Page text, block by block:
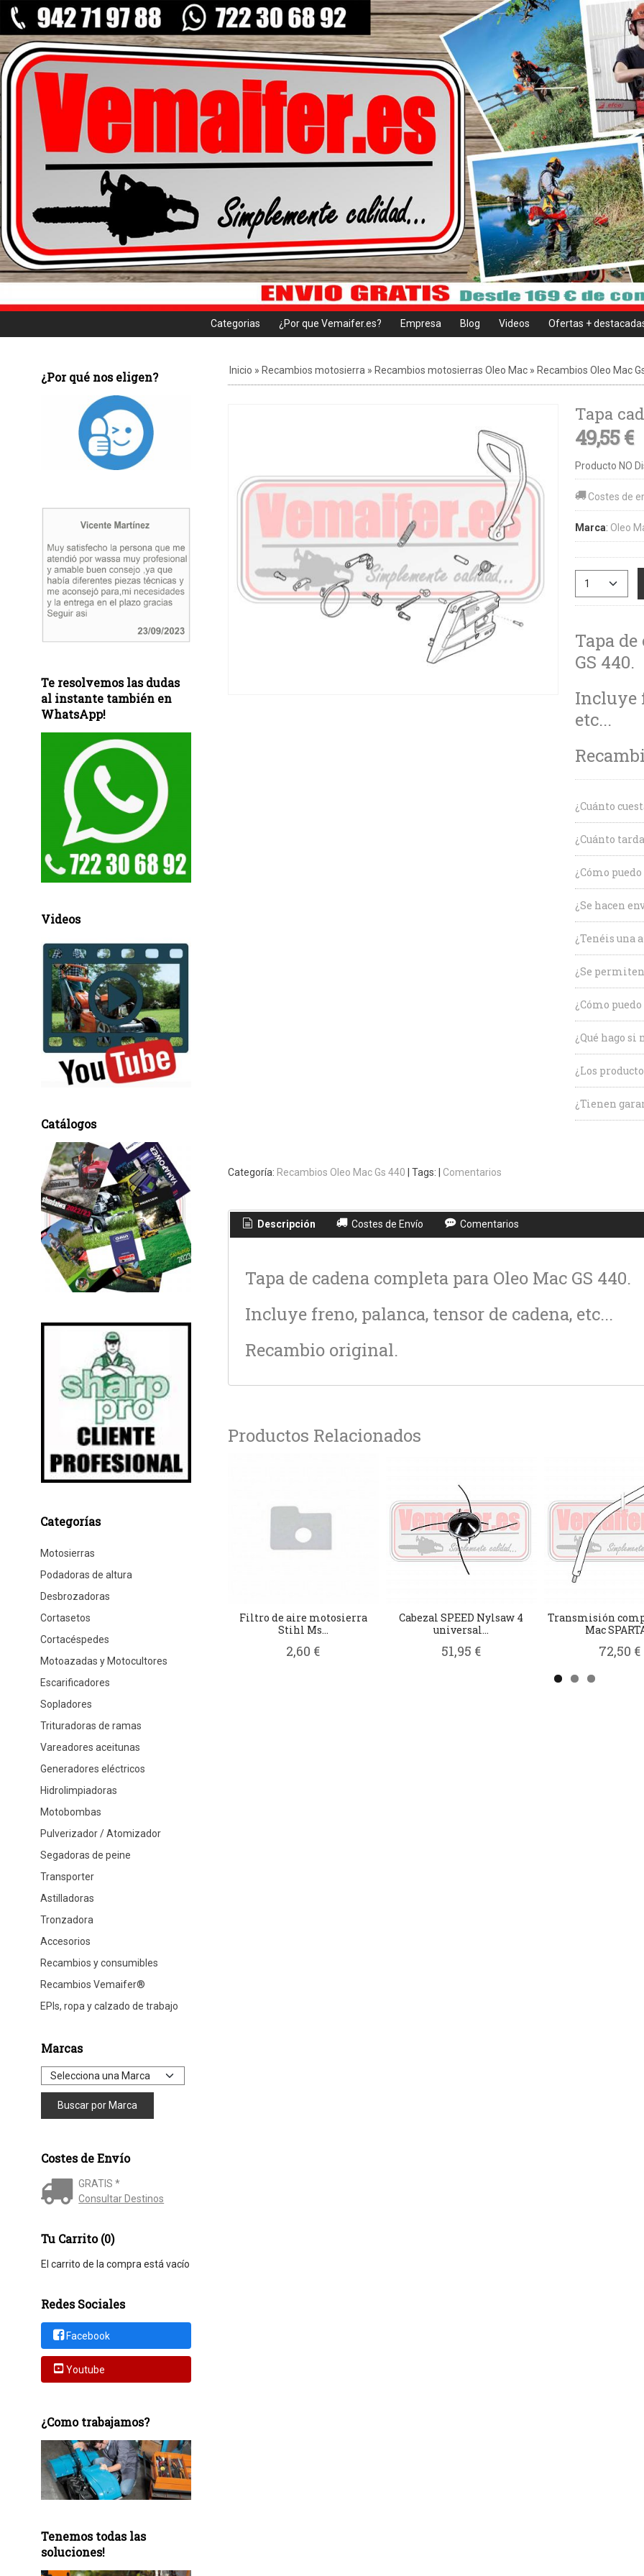
Categorias ¿Por que Vemaifer.es? Empresa Blog Videos Ofertas +
¿Por qué nos eligen?
Te resolvemos las dudas
al instante también en
WhatsApp!
Videos
Catálogos
Categorías
Motosierras
Podadoras de altura
Desbrozadoras
Cortasetos
Cortacéspedes
Motoazadas y Motocultores
Escarificadores
Sopladores
Trituradoras de ramas
Vareadores aceitunas
Generadores eléctricos
Hidrolimpiadoras
Motobombas
Pulverizador / Atomizador
Segadoras de peine
Transporter
Astilladoras
Tronzadora
Accesorios
Recambios y consumibles
Recambios Vemaifer®
EPIs, ropa y calzado de trabajo
Marcas
Costes de Envío
GRATIS *
Consultar Destinos
Tu Carrito (0)
El carrito de la compra está vacío
Redes Sociales
Facebook
Youtube
¿Como trabajamos?
Tenemos todas las
soluciones!
Inicio » Recambios motosierra » Recambios motosierras Oleo Mac» Recambios Oleo Mac
Tapa
49,55 €
Producto NO
Costes de
Marca: Oleo
Tapa
GS 440.
Incluye
etc...
¿Cuánto
¿Cuánto
¿Cómo
¿Se hacen
¿Tenéis una
¿Se
¿Cómo
¿Qué hago
¿Los
¿Tienen
Categoría: Recambios Oleo Mac Gs 440 | Tags: | Comentarios
Descripción Costes de Envío Comentarios
Tapa de cadena completa para Oleo Mac GS 440.
Incluye freno, palanca, tensor de cadena, etc...
Recambio original.
Productos Relacionados
Filtro de aire motosierra
Stihl Ms...
2,60 €
Cabezal SPEED Nylsaw 4
universal...
51,95 €
Transmisión
Mac
72,50 €